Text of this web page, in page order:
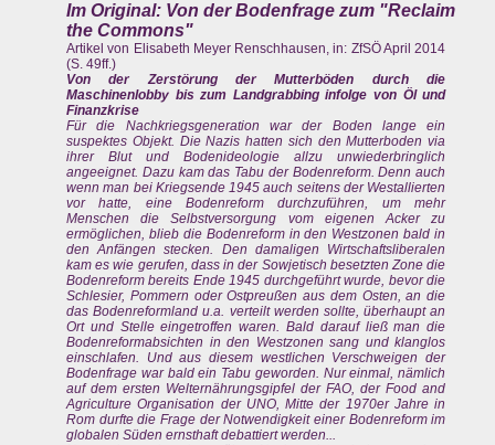
Im Original: Von der Bodenfrage zum "Reclaim
the Commons"
Artikel von Elisabeth Meyer Renschhausen, in: ZfSÖ April 2014
(S. 49ff.)
Von der Zerstörung der Mutterböden durch die
Maschinenlobby bis zum Landgrabbing infolge von Öl und
Finanzkrise
Für die Nachkriegsgeneration war der Boden lange ein
suspektes Objekt. Die Nazis hatten sich den Mutterboden via
ihrer Blut und Bodenideologie allzu unwiederbringlich
angeeignet. Dazu kam das Tabu der Bodenreform. Denn auch
wenn man bei Kriegsende 1945 auch seitens der Westallierten
vor hatte, eine Bodenreform durchzuführen, um mehr
Menschen die Selbstversorgung vom eigenen Acker zu
ermöglichen, blieb die Bodenreform in den Westzonen bald in
den Anfängen stecken. Den damaligen Wirtschaftsliberalen
kam es wie gerufen, dass in der Sowjetisch besetzten Zone die
Bodenreform bereits Ende 1945 durchgeführt wurde, bevor die
Schlesier, Pommern oder Ostpreußen aus dem Osten, an die
das Bodenreformland u.a. verteilt werden sollte, überhaupt an
Ort und Stelle eingetroffen waren. Bald darauf ließ man die
Bodenreformabsichten in den Westzonen sang und klanglos
einschlafen. Und aus diesem westlichen Verschweigen der
Bodenfrage war bald ein Tabu geworden. Nur einmal, nämlich
auf dem ersten Welternährungsgipfel der FAO, der Food and
Agriculture Organisation der UNO, Mitte der 1970er Jahre in
Rom durfte die Frage der Notwendigkeit einer Bodenreform im
globalen Süden ernsthaft debattiert werden...